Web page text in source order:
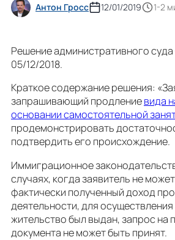
Антон Гросс 12/01/2019 1-2
Решение административного
05/12/2018.
Краткое содержание решения:
запрашивающий продлениевида
основании самостоятельной
продемонстрировать
подтвердить его происхождение.
Иммиграционное
случаях, когда заявитель не
фактически полученный доход
деятельности, для
жительство был выдан, запрос на
документа не может быть принят.